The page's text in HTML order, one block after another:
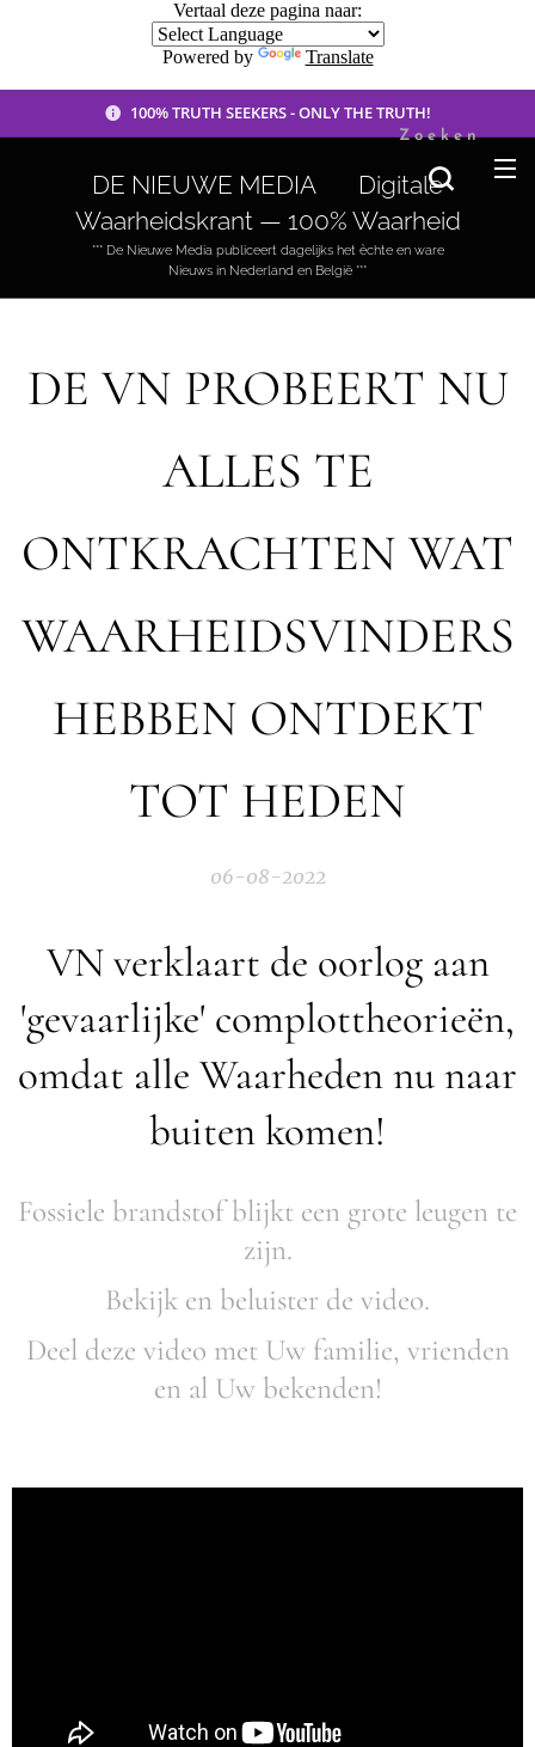
Vertaal deze pagina naar:
Powered by Translate
100% TRUTH SEEKERS - ONLY THE TRUTH!
DE NIEUWE MEDIA 🟣 Digitale
Waarheidskrant — 100% Waarheid
*** De Nieuwe Media publiceert dagelijks het èchte en ware
Nieuws in Nederland en België ***
Zoeken
DE VN PROBEERT NU
ALLES TE
ONTKRACHTEN WAT
WAARHEIDSVINDERS
HEBBEN ONTDEKT
TOT HEDEN
06-08-2022
VN verklaart de oorlog aan
'gevaarlijke' complottheorieën,
omdat alle Waarheden nu naar
buiten komen!
Fossiele brandstof blijkt een grote leugen te
zijn.
Bekijk en beluister de video.
Deel deze video met Uw familie, vrienden
en al Uw bekenden!